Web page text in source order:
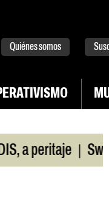
Quiénes somos
| Swap con